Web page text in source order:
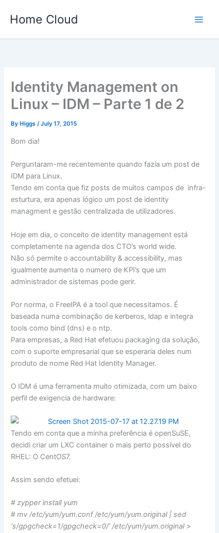
Home Cloud
Identity Management on
Linux – IDM – Parte 1 de 2
By Higgs/July 17, 2015
Bom dia!
Perguntaram-me recentemente quando fazia um post de
IDM para Linux.
Tendo em conta que fiz posts de muitos campos de infra-
esturtura, era apenas lógico um post de identity
managment e gestão centralizada de utilizadores.
Hoje em dia, o conceito de identity management está
completamente na agenda dos CTO’s world wide.
Não só permite o accountability & accessibility, mas
igualmente aumenta o numero de KPI’s que um
administrador de sistemas pode gerir.
Por norma, o FreeIPA é a tool que necessitamos. É
baseada numa combinação de kerberos, ldap e integra
tools como bind (dns) e o ntp.
Para empresas, a Red Hat efetuou packaging da solução,
com o suporte empresarial que se esperaria deles num
produto de nome Red Hat Identity Manager.
O IDM é uma ferramenta muito otimizada, com um baixo
perfil de exigencia de hardware:
Tendo em conta que a minha preferência é openSuSE,
decidi criar um LXC container o mais perto possível do
RHEL: O CentOS7.
Assim sendo efetuei:
# zypper install yum
# mv /etc/yum/yum.conf /etc/yum/yum.original | sed
‘s/gpgcheck=1/gpgcheck=0/’ /etc/yum/yum.original >